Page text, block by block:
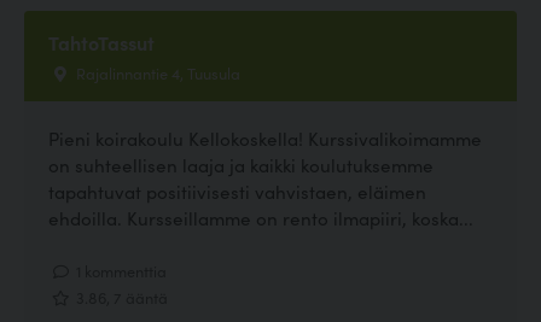
TahtoTassut
Rajalinnantie 4, Tuusula
Pieni koirakoulu Kellokoskella! Kurssivalikoimamme
on suhteellisen laaja ja kaikki koulutuksemme
tapahtuvat positiivisesti vahvistaen, eläimen
ehdoilla. Kursseillamme on rento ilmapiiri, koska...